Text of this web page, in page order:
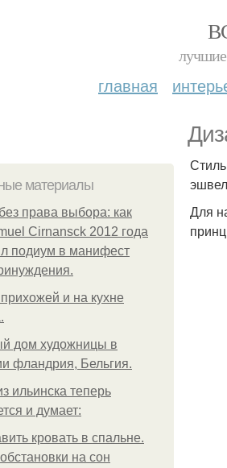
лучшие
главная
материалы
права выбора: как
Cirnansck 2012 года
подиум в манифест
и на кухне
дом художницы в
фландрия, Бельгия.
ильинска теперь
и думает:
кровать в спальне.
на сон
Для